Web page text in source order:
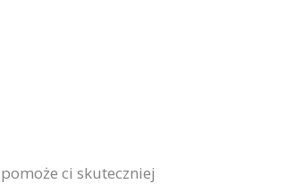
ci skuteczniej